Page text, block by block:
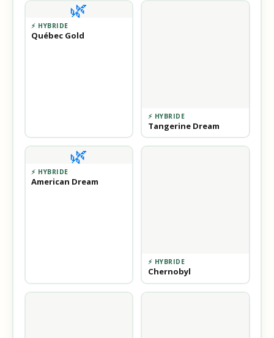
🌿
⚡ HYBRIDE
Québec Gold
⚡ HYBRIDE
Tangerine Dream
🌿
⚡ HYBRIDE
American Dream
⚡ HYBRIDE
Chernobyl